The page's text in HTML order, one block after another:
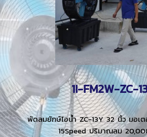
1I-FM2W-ZC-
พัดลมยักษ์ไอน้ำ ZC-13Y 32 นิ้ว มอเ
15Speed ปริมาณลม